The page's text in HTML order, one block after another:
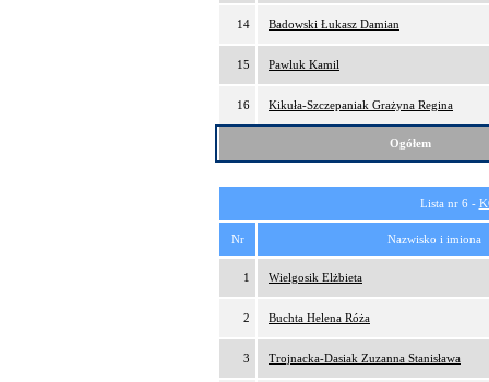
14 Badowski Łukasz Damian
15 Pawluk Kamil
16 Kikuła-Szczepaniak Grażyna Regina
Ogółem
Lista nr 6 -
Nr Nazwisko i imiona
1 Wielgosik Elżbieta
2 Buchta Helena Róża
3 Trojnacka-Dasiak Zuzanna Stanisława